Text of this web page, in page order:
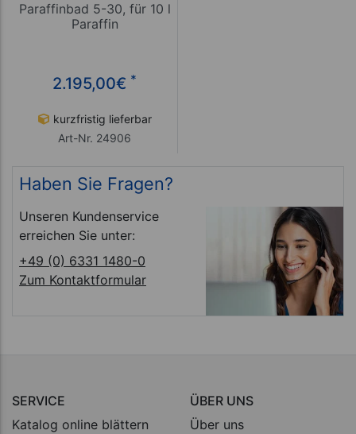
Paraffinbad 5-30, für 10 l
Paraffin
2.195,00€ *
kurzfristig lieferbar
Art-Nr. 24906
Haben Sie Fragen?
Unseren Kundenservice
erreichen Sie unter:
+49 (0) 6331 1480-0
Zum Kontaktformular
SERVICE
Katalog online blättern
ÜBER UNS
Über uns